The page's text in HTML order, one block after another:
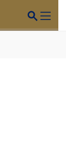
Z
oM